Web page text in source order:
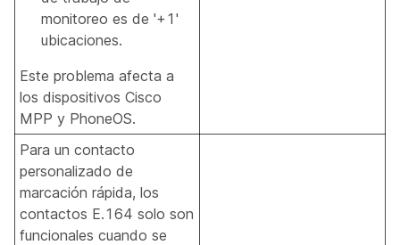
monitoreo es de '+1'
ubicaciones.
Este problema afecta a
los dispositivos Cisco
MPP y PhoneOS.
Para un contacto
personalizado de
marcación rápida, los
contactos E.164 solo son
funcionales cuando se